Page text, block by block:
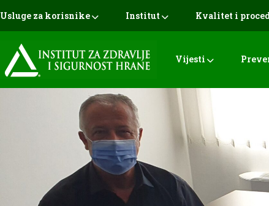
Usluge za korisnike Institut Kvalitet i
Vijesti